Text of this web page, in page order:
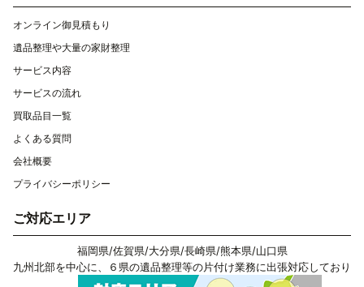
オンライン御見積もり
遺品整理や大量の家財整理
サービス内容
サービスの流れ
買取品目一覧
よくある質問
会社概要
プライバシーポリシー
ご対応エリア
福岡県/佐賀県/大分県/長崎県/熊本県/山口県
九州北部を中心に、６県の遺品整理等の片付け業務に出張対応しており